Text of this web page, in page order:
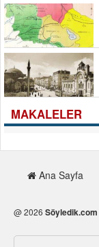
MAKALELER
Ana Sayfa
@ 2026 Söyledik.com